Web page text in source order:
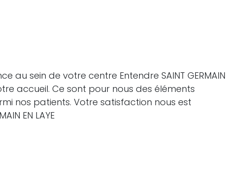
sein de votre centre Entendre SAINT GERMAIN
accueil. Ce sont pour nous des éléments
nos patients. Votre satisfaction nous est
EN LAYE